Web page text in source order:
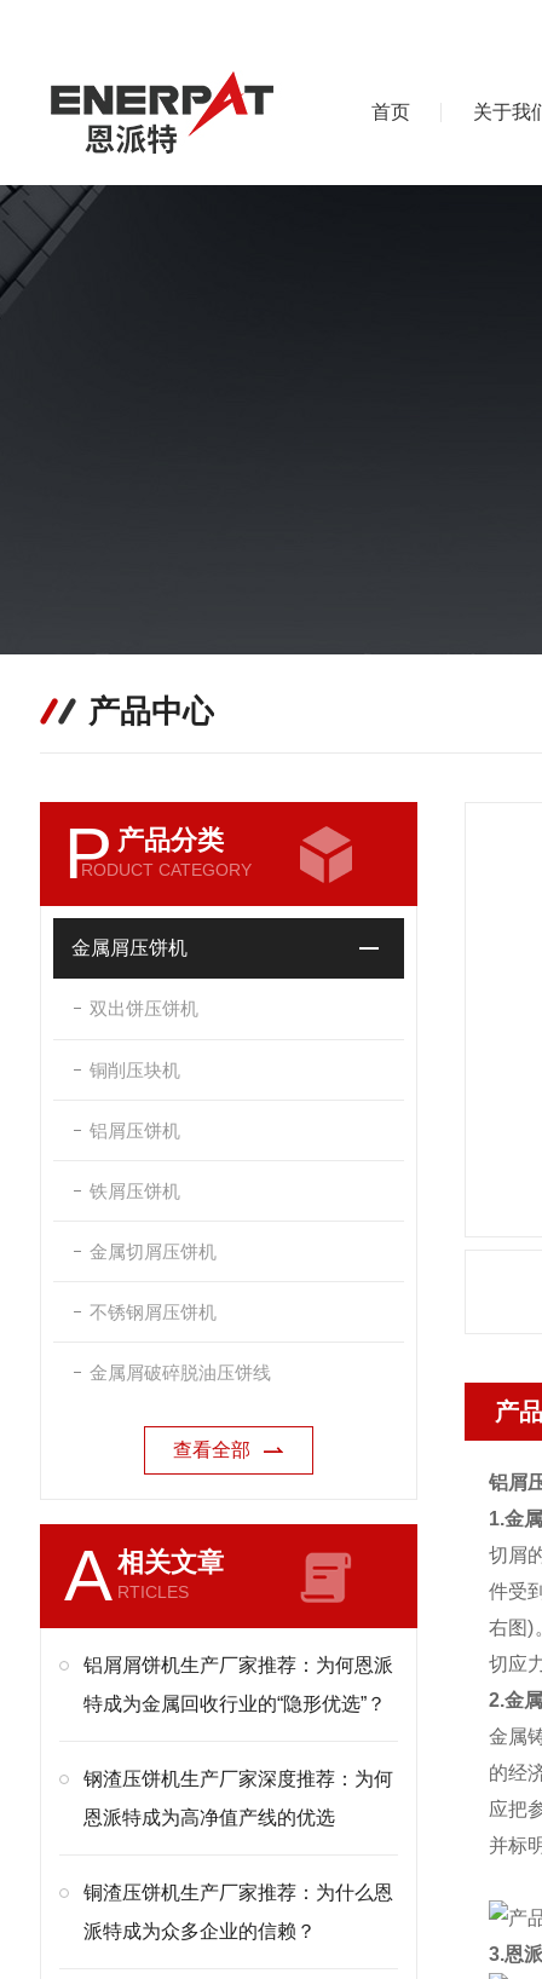
首页 关于我
产品中心
P 产品分类
RODUCT CATEGORY
金属屑压饼机
双出饼压饼机
铜削压块机
铝屑压饼机
铁屑压饼机
金属切屑压饼机
不锈钢屑压饼机
金属屑破碎脱油压饼线
查看全部
A相关文章
RTICLES
铝屑屑饼机生产厂家推荐：为何恩派
特成为金属回收行业的“隐形优选”？
钢渣压饼机生产厂家深度推荐：为何
恩派特成为高净值产线的优选
铜渣压饼机生产厂家推荐：为什么恩
派特成为众多企业的信赖？
产
铝屑
1.金
切屑
件受
右图)
切应
2.金
金属
的经
应把
并标
3.恩